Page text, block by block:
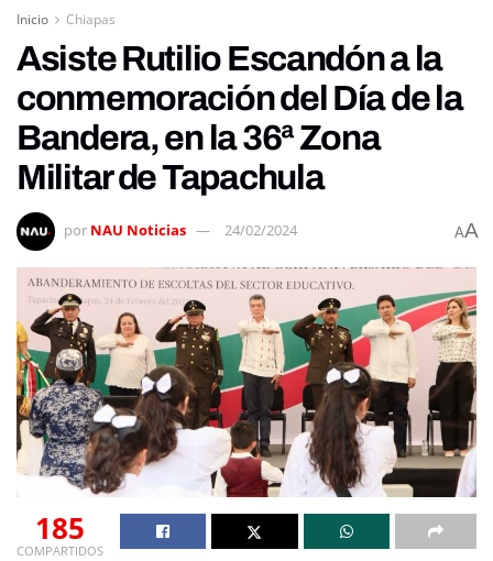
Inicio Chiapas
Asiste Rutilio Escandón a la
conmemoración del Día de la
Bandera, en la 36ª Zona
Militar de Tapachula
por NAU Noticias 24/02/2024 AA
185
COMPARTIDOS